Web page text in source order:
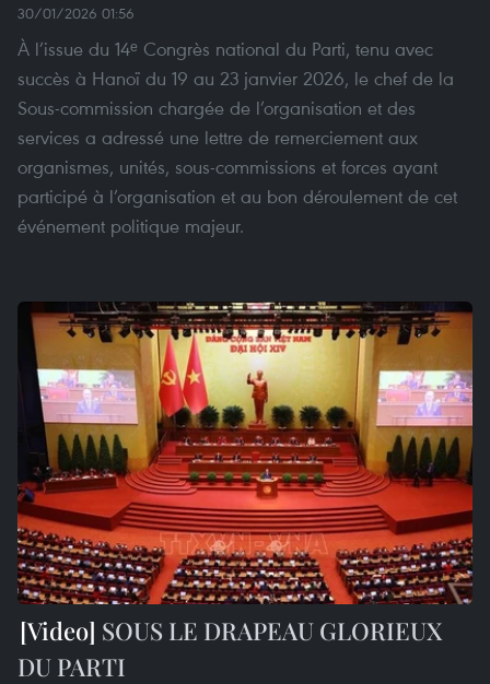
30/01/2026 01:56
À l’issue du 14ᵉ Congrès national du Parti, tenu avec
succès à Hanoï du 19 au 23 janvier 2026, le chef de la
Sous-commission chargée de l’organisation et des
services a adressé une lettre de remerciement aux
organismes, unités, sous-commissions et forces ayant
participé à l’organisation et au bon déroulement de cet
événement politique majeur.
SOUS LE DRAPEAU GLORIEUX
DU PARTI